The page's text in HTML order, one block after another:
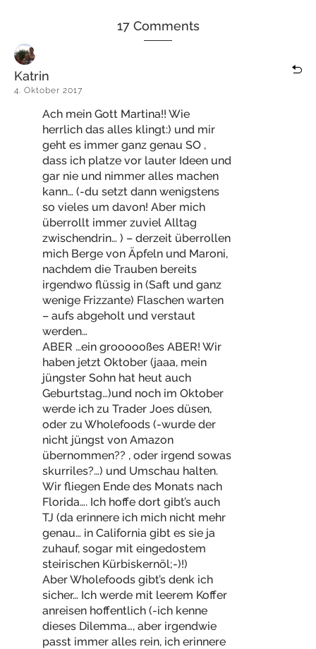
17 Comments
Katrin
4. Oktober 2017
Ach mein Gott Martina!! Wie
herrlich das alles klingt:) und mir
geht es immer ganz genau SO ,
dass ich platze vor lauter Ideen und
gar nie und nimmer alles machen
kann… (-du setzt dann wenigstens
so vieles um davon! Aber mich
überrollt immer zuviel Alltag
zwischendrin… ) – derzeit überrollen
mich Berge von Äpfeln und Maroni,
nachdem die Trauben bereits
irgendwo flüssig in (Saft und ganz
wenige Frizzante) Flaschen warten
– aufs abgeholt und verstaut
werden…
ABER …ein groooooßes ABER! Wir
haben jetzt Oktober (jaaa, mein
jüngster Sohn hat heut auch
Geburtstag…)und noch im Oktober
werde ich zu Trader Joes düsen,
oder zu Wholefoods (-wurde der
nicht jüngst von Amazon
übernommen?? , oder irgend sowas
skurriles?…) und Umschau halten.
Wir fliegen Ende des Monats nach
Florida…. Ich hoffe dort gibt’s auch
TJ (da erinnere ich mich nicht mehr
genau… in California gibt es sie ja
zuhauf, sogar mit eingedostem
steirischen Kürbiskernöl;-)!)
Aber Wholefoods gibt’s denk ich
sicher… Ich werde mit leerem Koffer
anreisen hoffentlich (-ich kenne
dieses Dilemma…, aber irgendwie
passt immer alles rein, ich erinnere